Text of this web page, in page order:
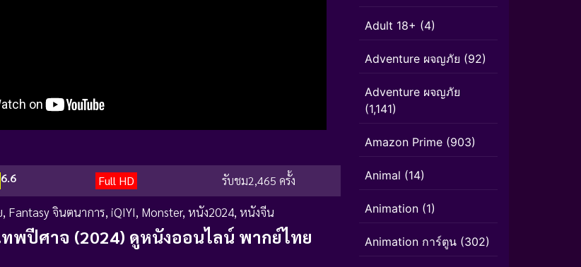
6.6 Full HD รับชม2,465 ครั้ง
, Fantasy จินตนาการ, iQIYI, Monster, หนัง2024, หนังจีน
ทพปีศาจ (2024) ดูหนังออนไลน์ พากย์ไทย
Adult 18+ (4)
Adventure ผจญภัย (92)
Adventure ผจญภัย
(1,141)
Amazon Prime (903)
Animal (14)
Animation (1)
Animation การ์ตูน (302)